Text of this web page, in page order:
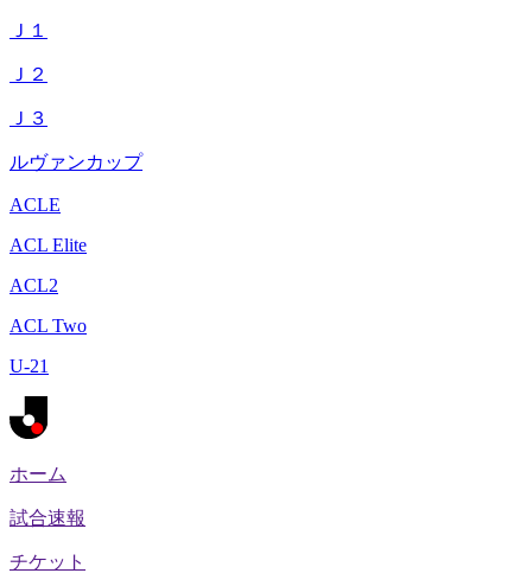
Ｊ１
Ｊ２
Ｊ３
ルヴァンカップ
ACLE
ACL Elite
ACL2
ACL Two
U-21
ホーム
試合速報
チケット